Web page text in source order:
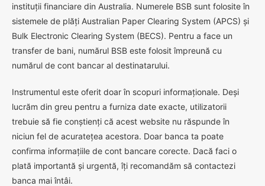
instituții financiare din Australia. Numerele BSB sunt folosite în
sistemele de plăți Australian Paper Clearing System (APCS) și
Bulk Electronic Clearing System (BECS). Pentru a face un
transfer de bani, numărul BSB este folosit împreună cu
numărul de cont bancar al destinatarului.
Instrumentul este oferit doar în scopuri informaționale. Deși
lucrăm din greu pentru a furniza date exacte, utilizatorii
trebuie să fie conștienți că acest website nu răspunde în
niciun fel de acuratețea acestora. Doar banca ta poate
confirma informațiile de cont bancare corecte. Dacă faci o
plată importantă și urgentă, îți recomandăm să contactezi
banca mai întâi.